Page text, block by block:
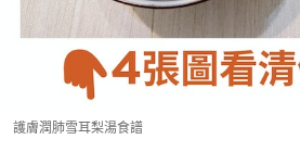
護膚潤肺雪耳梨湯食譜